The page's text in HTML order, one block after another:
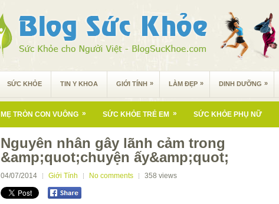
SỨC KHỎE TIN Y KHOA GIỚI TÍNH » LÀM ĐẸP » DINH DƯỠNG »
MẸ TRÒN CON VUÔNG » SỨC KHỎE TRẺ EM » SỨC KHỎE PHỤ NỮ
Nguyên nhân gây lãnh cảm trong
&amp;quot;chuyện ấy&amp;quot;
04/07/2014 Giới Tính No comments 358 views